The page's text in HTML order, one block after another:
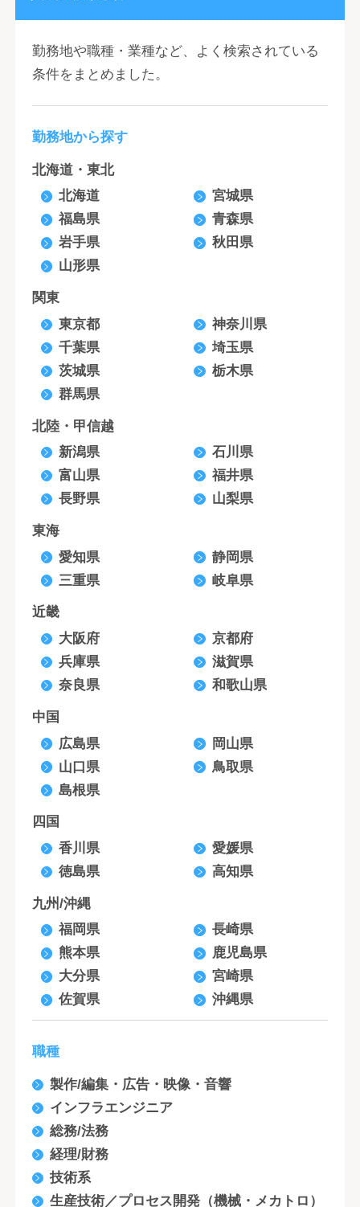
勤務地や職種・業種など、よく検索されている
条件をまとめました。
勤務地から探す
北海道・東北
北海道
宮城県
福島県
青森県
岩手県
秋田県
山形県
関東
東京都
神奈川県
千葉県
埼玉県
茨城県
栃木県
群馬県
北陸・甲信越
新潟県
石川県
富山県
福井県
長野県
山梨県
東海
愛知県
静岡県
三重県
岐阜県
近畿
大阪府
京都府
兵庫県
滋賀県
奈良県
和歌山県
中国
広島県
岡山県
山口県
鳥取県
島根県
四国
香川県
愛媛県
徳島県
高知県
九州/沖縄
福岡県
長崎県
熊本県
鹿児島県
大分県
宮崎県
佐賀県
沖縄県
職種
製作/編集・広告・映像・音響
インフラエンジニア
総務/法務
経理/財務
技術系
生産技術／プロセス開発（機械・メカトロ）